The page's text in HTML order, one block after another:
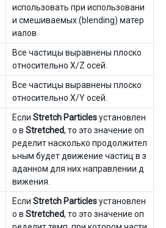
использовать при использовани
и смешиваемых (blending) матер
иалов.
Все частицы выравнены плоско
относительно X/Z осей.
Все частицы выравнены плоско
относительно X/Y осей.
Если Stretch Particlesустановлен
о в Stretched, то это значение оп
ределит насколько продолжител
ьным будет движение частиц в з
аданном для них направлении д
вижения.
Если Stretch Particlesустановлен
о в Stretched, то это значение оп